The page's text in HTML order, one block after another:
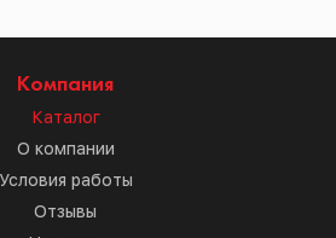
Компания
Каталог
О компании
Условия работы
Отзывы